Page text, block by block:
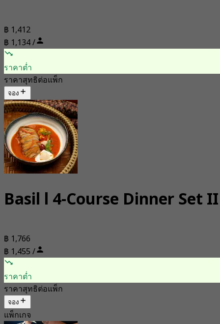
฿ 1,412
฿ 1,134 /
ราคาต่ำ
ราคาสุทธิต่อแพ็ก
จอง
Basil l 4-Course Dinner Set II
฿ 1,766
฿ 1,455 /
ราคาต่ำ
ราคาสุทธิต่อแพ็ก
จอง
แพ็กเกจ